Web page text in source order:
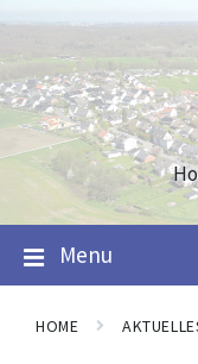
to
content
to
navigation
to
footer
Menu
HOME